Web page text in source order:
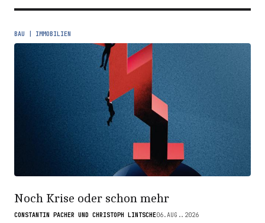
BAU | IMMOBILIEN
Noch Krise oder schon mehr
CONSTANTIN PACHER UND CHRISTOPH LINTSCHE06.AUG..2026